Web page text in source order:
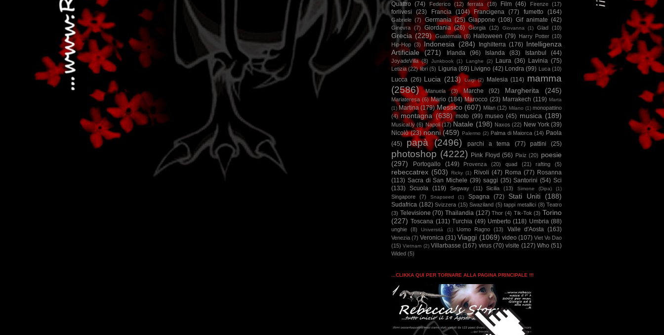
Quattro (74) Federico (12) ferrata (18) Film (46) Firenze (17)
forlivesi (23) Francia (104) Francigena (77) fumetto (164)
Gabriele (7) Germania (25) Giappone (108) Gif animate (42)
Ginevra (7) Giordania (26) Giorgia (12) Giovanna (1) Glad (10)
Grecia (229) Guatemala (6) Halloween (79) Harry Potter (10)
Hip-Hop (3) Indonesia (284) Inghilterra (176) Intelligenza
Artificiale
(271) Irlanda (96) Islanda (83) Istanbul (44)
JoyadeVilla (8) Junkbook (1) Langhe (2) Laura (36) Lavinia (75)
Letizia (22) libri (5) Liguria (69) Livigno (42) Londra (99) Luca (10)
Lucca (26) Lucia (213) Luigi (2) Malesia (114) mamma
(2586)
Manuela (3) Marche (92) Margherita (245)
Mariateresa (6) Mario (184) Marocco (23) Marrakech (119) Marta
(1) Martina (179) Messico (607) Milan (12) Milano (1) monopattino
(4) montagna (638) moto (99) museo (45) musica (189)
Musical.ly (6) Napoli (17) Natale (198) Naxos (22) New York (39)
Nicolò (23) nonni (459) Palermo (2) Palma di Maiorca (14) Paola
(45)
papà (2496) parchi a tema (77) pattini (25)
photoshop (4222) Pink Floyd (56) Pixiz (20) poesie
(297)
Portogallo (149) Provenza (20) quad (21) rafting (5)
rebeccatrex (503) Ricky (1) Rivoli (47) Roma (77) Rosanna
(113) Sacra di San Michele (39) saggi (35) Santorini (54) Sci
(133) Scuola (119) Segway (11) Sicilia (13) Simone (Dipa) (1)
Singapore (7) Snapseed (1) Spagna (72) Stati Uniti (188)
Sudafrica (182) Svizzera (15) Swaziland (5) tappi metallici (8) Teatro
(3) Televisione (70) Thailandia (127) Thor (4) Tik-Tok (3) Torino
(227) Toscana (131) Turchia (49) Umberto (118) Umbria (88)
unghie (8) Università (1) Uomo Ragno (13) Valle d'Aosta (163)
Venezia (7) Veronica (31) Viaggi (1069) video (107) Viet Vo Dao
(15) Vietnam (2) Villarbasse (167) virus (70) visite (127) Who (51)
Wided (5)
...CLIKKA QUI PER TORNARE ALLA PAGINA PRINCIPALE !!!